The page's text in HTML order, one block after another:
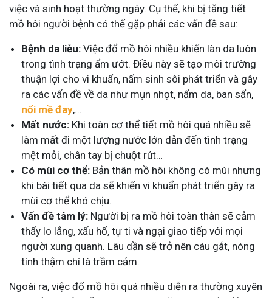
việc và sinh hoạt thường ngày. Cụ thể, khi bị tăng tiết
mồ hôi người bệnh có thể gặp phải các vấn đề sau:
Bệnh da liễu: Việc đổ mồ hôi nhiều khiến làn da luôn
trong tình trạng ẩm ướt. Điều này sẽ tạo môi trường
thuận lợi cho vi khuẩn, nấm sinh sôi phát triển và gây
ra các vấn đề về da như mụn nhọt, nấm da, ban sẩn,
nổi mề đay,…
Mất nước: Khi toàn cơ thể tiết mồ hôi quá nhiều sẽ
làm mất đi một lượng nước lớn dẫn đến tình trạng
mệt mỏi, chân tay bị chuột rút…
Có mùi cơ thể: Bản thân mồ hôi không có mùi nhưng
khi bài tiết qua da sẽ khiến vi khuẩn phát triển gây ra
mùi cơ thể khó chịu.
Vấn đề tâm lý: Người bị ra mồ hôi toàn thân sẽ cảm
thấy lo lắng, xấu hổ, tự ti và ngại giao tiếp với mọi
người xung quanh. Lâu dần sẽ trở nên cáu gắt, nóng
tính thậm chí là trầm cảm.
Ngoài ra, việc đổ mồ hôi quá nhiều diễn ra thường xuyên